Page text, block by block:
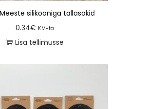
silikooniga tallasokid
0.34€ KM-ta
Lisa tellimusse